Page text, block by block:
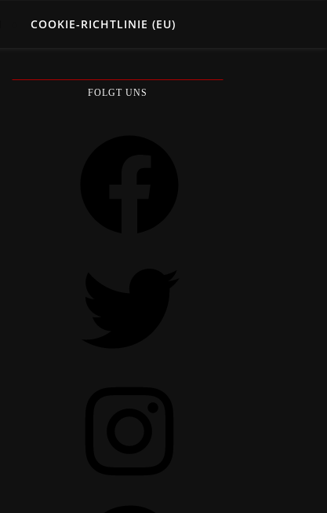
COOKIE-RICHTLINIE (EU)
FOLGT UNS